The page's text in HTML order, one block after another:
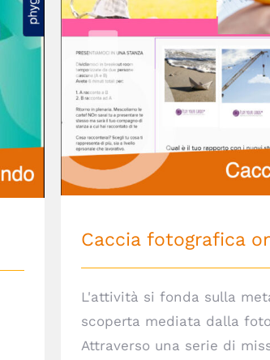
Caccia fotografica
Caccia fotografica
L'attività si fonda sulla
scoperta mediata dalla
Attraverso una serie di